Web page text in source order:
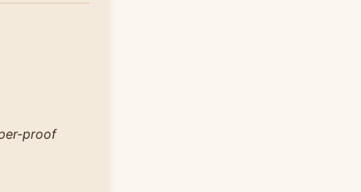
proof